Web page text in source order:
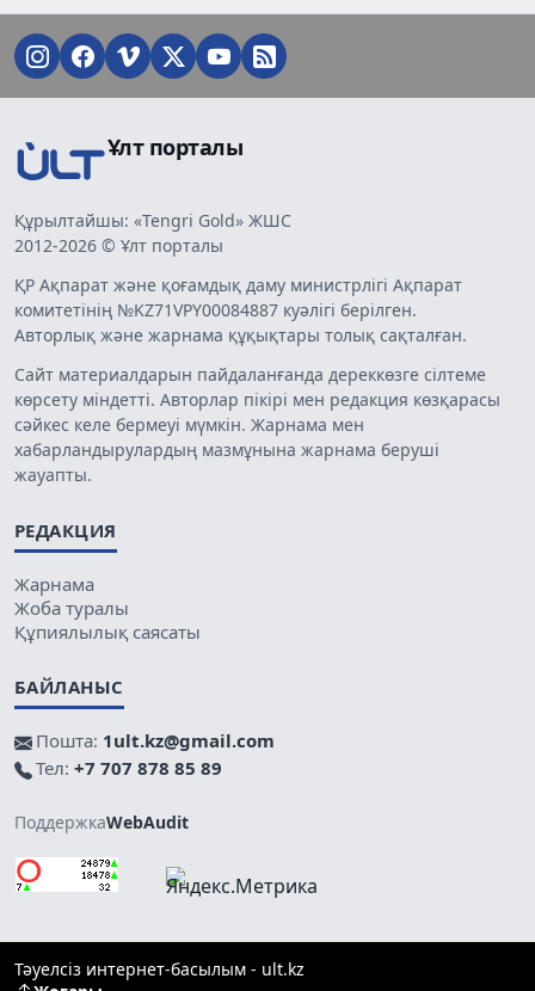
Ұлт порталы
Құрылтайшы: «Tengri Gold» ЖШС
2012-2026 © Ұлт порталы
ҚР Ақпарат және қоғамдық даму министрлігі Ақпарат
комитетінің №KZ71VPY00084887 куәлігі берілген.
Авторлық және жарнама құқықтары толық сақталған.
Сайт материалдарын пайдаланғанда дереккөзге сілтеме
көрсету міндетті. Авторлар пікірі мен редакция көзқарасы
сәйкес келе бермеуі мүмкін. Жарнама мен
хабарландырулардың мазмұнына жарнама беруші
жауапты.
РЕДАКЦИЯ
Жарнама
Жоба туралы
Құпиялылық саясаты
БАЙЛАНЫС
Пошта: 1ult.kz@gmail.com
Тел: +7 707 878 85 89
ПоддержкаWebAudit
Тәуелсіз интернет-басылым - ult.kz